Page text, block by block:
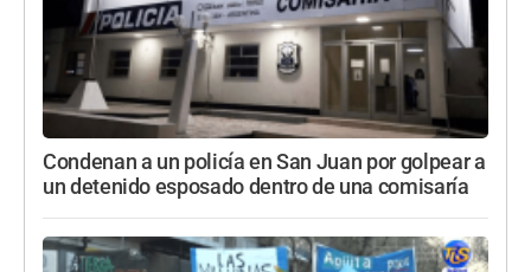
Condenan a un policía en San Juan por golpear a
un detenido esposado dentro de una comisaría